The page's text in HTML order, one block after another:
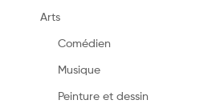
Arts
Comédien
Musique
Peinture et dessin